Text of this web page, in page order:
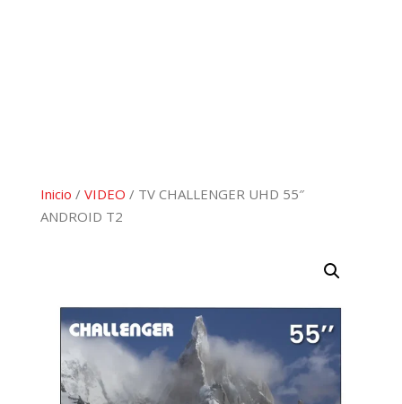
Inicio / VIDEO / TV CHALLENGER UHD 55″
ANDROID T2